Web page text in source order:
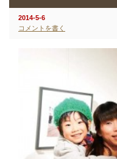
2014-5-6
コメントを書く